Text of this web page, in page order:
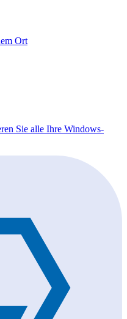
Ort
Sie alle Ihre Windows-